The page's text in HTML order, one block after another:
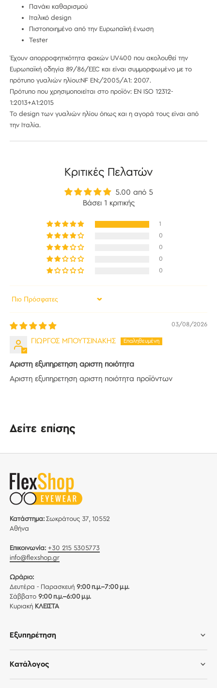
Πανάκι καθαρισμού
Ιταλικό design
Πιστοποιημένο από την Ευρωπαϊκή ένωση
Tester
Έχουν απορροφητικότητα φακών UV400 που ακολουθεί την
Ευρωπαϊκή οδηγία 89/86/EEC και είναι συμμορφωμένο με το
πρότυπο γυαλιών ηλίου:NF EN:/2005/A1: 2007.
Πρότυπο που χρησιμοποιείται στο προϊόν: EN ISO 12312-
1:2013+A1:2015
Το design των γυαλιών ηλίου όπως και η αγορά τους είναι από
την Ιταλία.
Κριτικές Πελατών
5.00 από 5
Βάσει 1 κριτικής
1
0
0
0
0
Sort by
03/08/2026
ΓΙΩΡΓΟΣ ΜΠΟΥΤΣΙΝΑΚΗΣ
Αριστη εξυπηρετηση αριστη ποιότητα
Αριστη εξυπηρετηση αριστη ποιότητα προϊόντων
Δείτε επίσης
Κατάστημα:Σωκράτους 37, 10552
Αθήνα
Επικοινωνία: +30 215 5305773
info@flexshop.gr
Ωράριο:
Δευτέρα - Παρασκευή 9:00 π.μ.–7:00 μ.μ.
Σάββατο 9:00 π.μ.–6:00 μ.μ.
Κυριακή ΚΛΕΙΣΤΑ
Εξυπηρέτηση
Κατάλογος